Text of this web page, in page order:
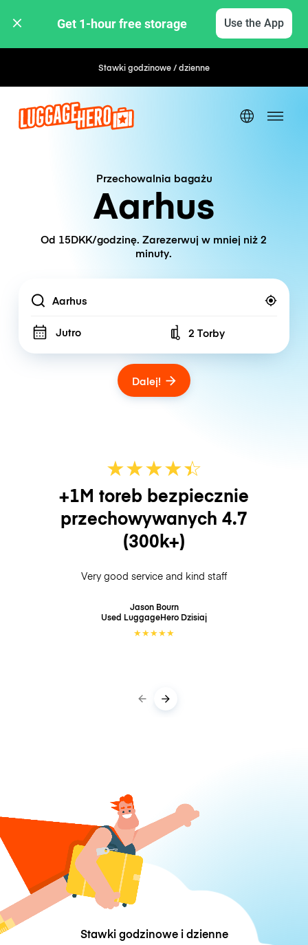
Get 1-hour free storage Use the App
Stawki godzinowe / dzienne
Przechowalnia bagażu
Aarhus
Od 15DKK/godzinę. Zarezerwuj w mniej niż 2
minuty.
Location
Jutro Number of bags
2 Torby
Dalej!
★★★★☆
★
+1M toreb bezpiecznie
przechowywanych 4.7
(300k+)
Very good service and kind staff
Jason Bourn
Used LuggageHero Dzisiaj
★★★★★
Stawki godzinowe i dzienne